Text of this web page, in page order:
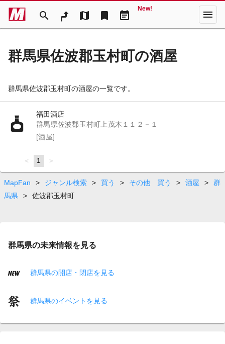
search map bookmark event_note
New! menu
群馬県佐波郡玉村町の酒屋
群馬県佐波郡玉村町の酒屋の一覧です。
福田酒店
群馬県佐波郡玉村町上茂木１１２－１
[酒屋]
page
You're
on
page
1 page
MapFan > ジャンル検索 > 買う > その他 買う > 酒屋 >
群
馬県
> 佐波郡玉村町
群馬県の未来情報を見る
群馬県の開店・閉店を見る
群馬県のイベントを見る